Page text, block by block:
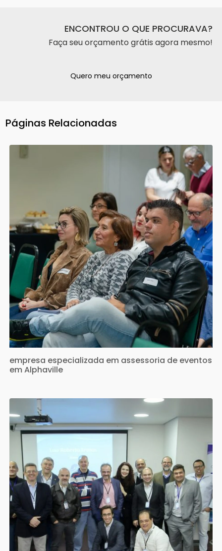
ENCONTROU O QUE PROCURAVA?
Faça seu orçamento grátis agora mesmo!
Quero meu orçamento
Páginas Relacionadas
empresa especializada em assessoria de eventos
em Alphaville